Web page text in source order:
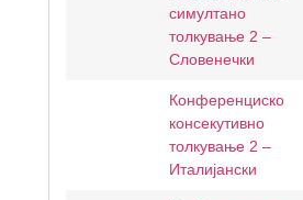
симултано
толкување 2 –
Словенечки
Конференциско
консекутивно
толкување 2 –
Италијански